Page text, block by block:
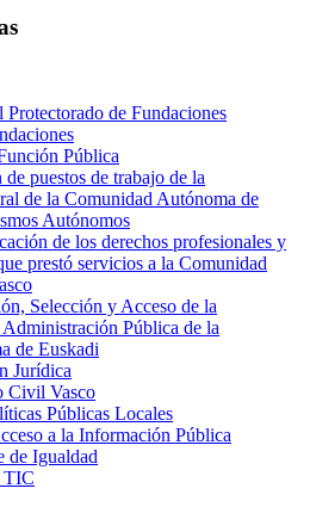
de Fundaciones
Pública
puestos de trabajo de la
de la Comunidad Autónoma de
Autónomos
de los derechos profesionales y
prestó servicios a la Comunidad
Selección y Acceso de la
Pública de la
de Euskadi
Jurídica
Civil Vasco
Públicas Locales
a la Información Pública
de Igualdad
TIC